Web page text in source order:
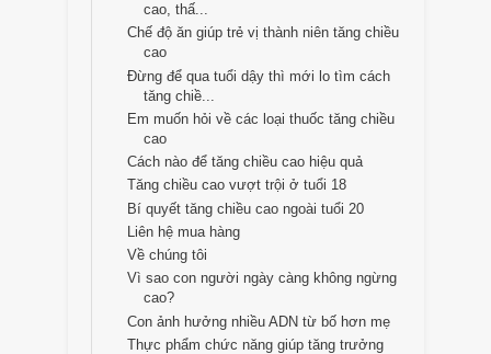
cao, thấ...
Chế độ ăn giúp trẻ vị thành niên tăng chiều
cao
Đừng để qua tuổi dậy thì mới lo tìm cách
tăng chiề...
Em muốn hỏi về các loại thuốc tăng chiều
cao
Cách nào để tăng chiều cao hiệu quả
Tăng chiều cao vượt trội ở tuổi 18
Bí quyết tăng chiều cao ngoài tuổi 20
Liên hệ mua hàng
Về chúng tôi
Vì sao con người ngày càng không ngừng
cao?
Con ảnh hưởng nhiều ADN từ bố hơn mẹ
Thực phẩm chức năng giúp tăng trưởng